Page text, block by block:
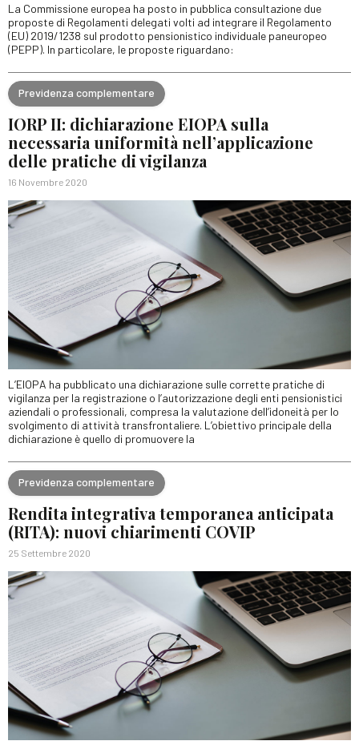
La Commissione europea ha posto in pubblica consultazione due
proposte di Regolamenti delegati volti ad integrare il Regolamento
(EU) 2019/1238 sul prodotto pensionistico individuale paneuropeo
(PEPP). In particolare, le proposte riguardano:
Previdenza complementare
IORP II: dichiarazione EIOPA sulla
necessaria uniformità nell’applicazione
delle pratiche di vigilanza
16 Novembre 2020
L’EIOPA ha pubblicato una dichiarazione sulle corrette pratiche di
vigilanza per la registrazione o l’autorizzazione degli enti pensionistici
aziendali o professionali, compresa la valutazione dell’idoneità per lo
svolgimento di attività transfrontaliere. L’obiettivo principale della
dichiarazione è quello di promuovere la
Previdenza complementare
Rendita integrativa temporanea anticipata
(RITA): nuovi chiarimenti COVIP
25 Settembre 2020